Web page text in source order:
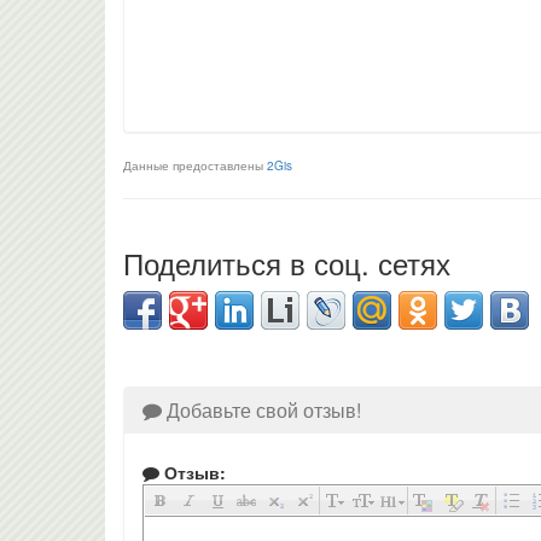
Данные предоставлены 2Gis
Поделиться в соц. сетях
Добавьте свой отзыв!
Отзыв: